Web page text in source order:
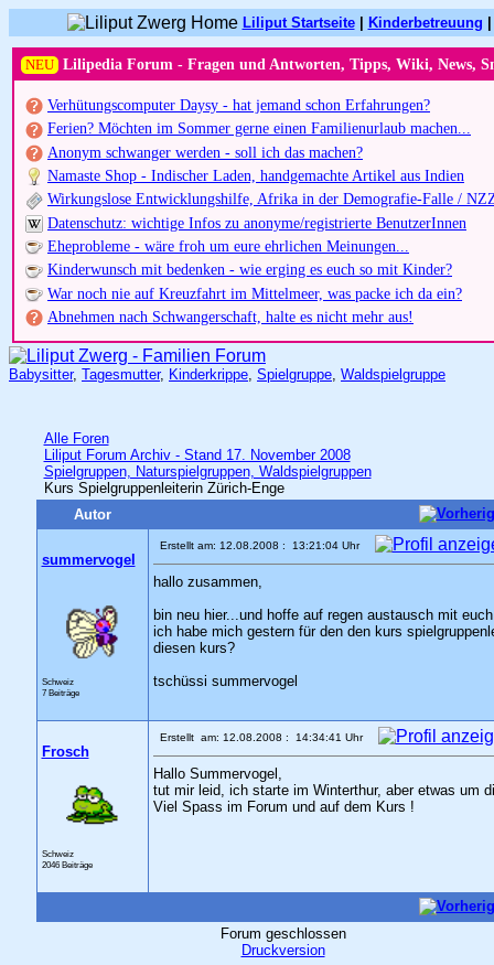
Liliput Startseite| Kinderbetreuung
NEU Lilipedia Forum - Fragen und Antworten, Tipps, Wiki, News,
Verhütungscomputer Daysy - hat jemand schon Erfahrungen?
Ferien? Möchten im Sommer gerne einen Familienurlaub machen...
Anonym schwanger werden - soll ich das machen?
Namaste Shop - Indischer Laden, handgemachte Artikel aus Indien
Wirkungslose Entwicklungshilfe, Afrika in der Demografie-Falle /
Datenschutz: wichtige Infos zu anonyme/registrierte BenutzerInnen
Eheprobleme - wäre froh um eure ehrlichen Meinungen...
Kinderwunsch mit bedenken - wie erging es euch so mit Kinder?
War noch nie auf Kreuzfahrt im Mittelmeer, was packe ich da ein?
Abnehmen nach Schwangerschaft, halte es nicht mehr aus!
Babysitter, Tagesmutter, Kinderkrippe, Spielgruppe, Waldspielgruppe
Alle Foren
Liliput Forum Archiv - Stand 17. November 2008
Spielgruppen, Naturspielgruppen, Waldspielgruppen
Kurs Spielgruppenleiterin Zürich-Enge
Autor
summervogel
Schweiz
7 Beiträge
Erstellt am: 12.08.2008 : 13:21:04 Uhr
hallo zusammen,
bin neu hier...und hoffe auf regen austausch mit
ich habe mich gestern für den den kurs
diesen kurs?
tschüssi summervogel
Frosch
Schweiz
2046 Beiträge
Erstellt am: 12.08.2008 : 14:34:41 Uhr
Hallo Summervogel,
tut mir leid, ich starte im Winterthur, aber etwas um
Viel Spass im Forum und auf dem Kurs !
Forum geschlossen
Druckversion